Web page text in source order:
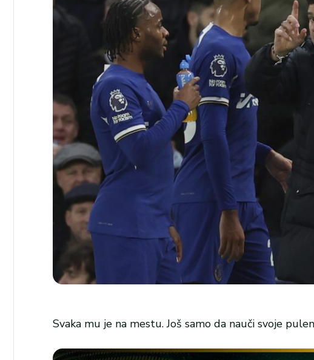
Svaka mu je na mestu. Još samo da nauči svoje